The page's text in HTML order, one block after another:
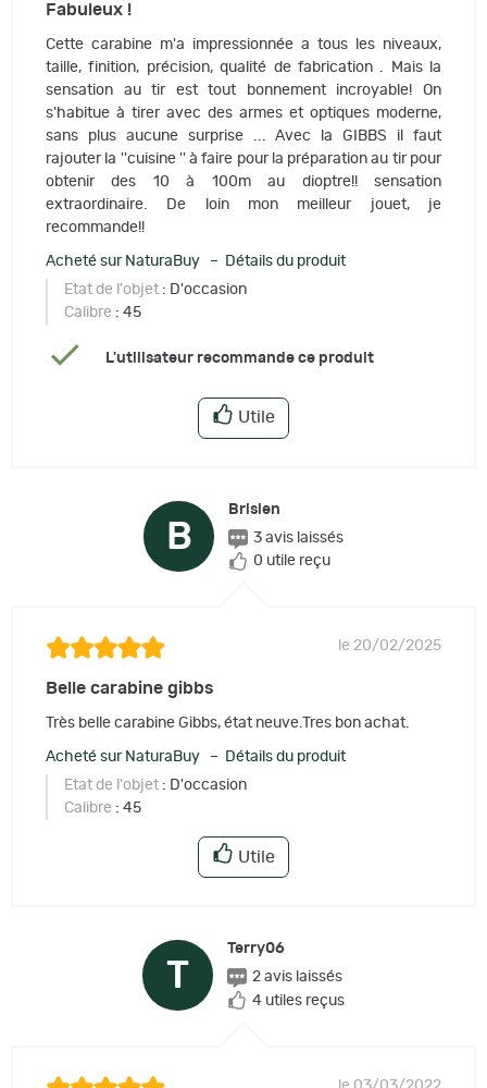
Fabuleux !
Cette carabine m'a impressionnée a tous les niveaux,
taille, finition, précision, qualité de fabrication . Mais la
sensation au tir est tout bonnement incroyable! On
s'habitue à tirer avec des armes et optiques moderne,
sans plus aucune surprise ... Avec la GIBBS il faut
rajouter la ''cuisine '' à faire pour la préparation au tir pour
obtenir des 10 à 100m au dioptre!! sensation
extraordinaire. De loin mon meilleur jouet, je
recommande!!
Acheté sur NaturaBuy – Détails du produit
Etat de l'objet : D'occasion
Calibre : 45
L'utilisateur recommande ce produit
Utile
B
Brislen
3 avis laissés
0 utile reçu
le 20/02/2025
Belle carabine gibbs
Très belle carabine Gibbs, état neuve.Tres bon achat.
Acheté sur NaturaBuy – Détails du produit
Etat de l'objet : D'occasion
Calibre : 45
Utile
T
Terry06
2 avis laissés
4 utiles reçus